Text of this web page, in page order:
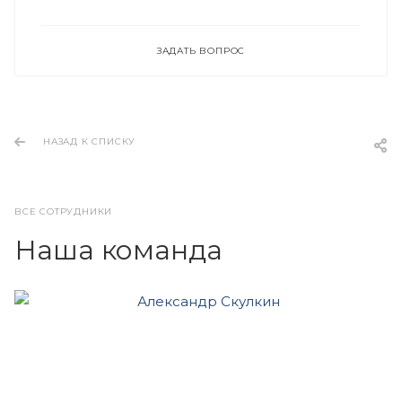
ЗАДАТЬ ВОПРОС
НАЗАД К СПИСКУ
ВСЕ СОТРУДНИКИ
Наша команда